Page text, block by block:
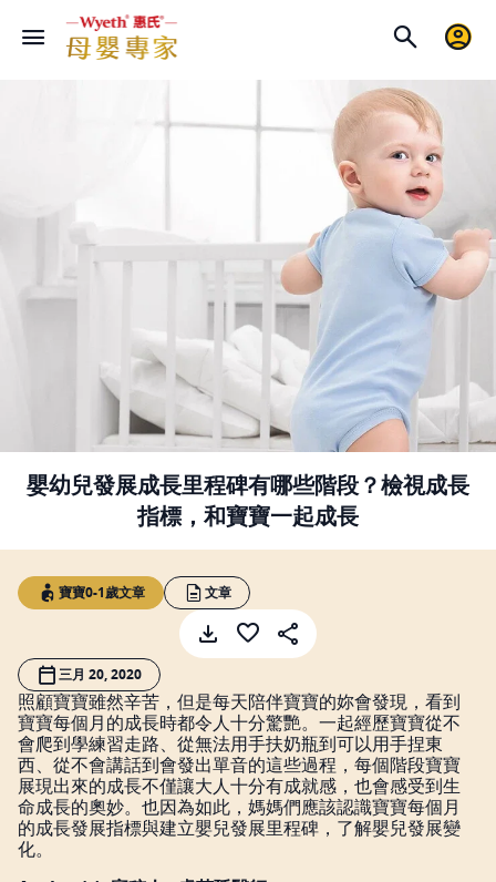
嬰幼兒發展成長里程碑有哪些階段？檢視成長
指標，和寶寶一起成長
寶寶0-1歲文章 文章
三月 20, 2020
照顧寶寶雖然辛苦，但是每天陪伴寶寶的妳會發現，看到
寶寶每個月的成長時都令人十分驚艷。一起經歷寶寶從不
會爬到學練習走路、從無法用手扶奶瓶到可以用手捏東
西、從不會講話到會發出單音的這些過程，每個階段寶寶
展現出來的成長不僅讓大人十分有成就感，也會感受到生
命成長的奧妙。也因為如此，媽媽們應該認識寶寶每個月
的成長發展指標與建立嬰兒發展里程碑，了解嬰兒發展變
化。